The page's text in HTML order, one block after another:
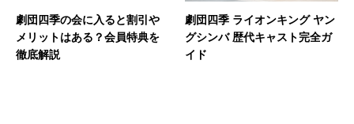
劇団四季の会に入ると割引や
メリットはある？会員特典を
徹底解説
劇団四季 ライオンキング ヤン
グシンバ 歴代キャスト完全ガ
イド